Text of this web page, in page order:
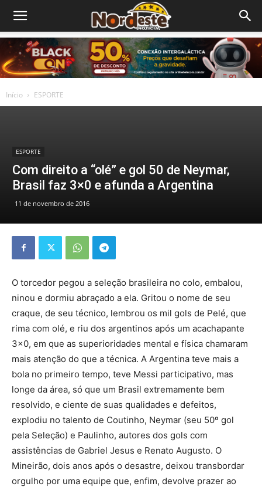
Início ESPORTE
ESPORTE
Com direito a “olé” e gol 50 de Neymar,
Brasil faz 3×0 e afunda a Argentina
11 de novembro de 2016
O torcedor pegou a seleção brasileira no colo, embalou,
ninou e dormiu abraçado a ela. Gritou o nome de seu
craque, de seu técnico, lembrou os mil gols de Pelé, que
rima com olé, e riu dos argentinos após um acachapante
3×0, em que as superioridades mental e física chamaram
mais atenção do que a técnica. A Argentina teve mais a
bola no primeiro tempo, teve Messi participativo, mas
longe da área, só que um Brasil extremamente bem
resolvido, e ciente de suas qualidades e defeitos,
explodiu no talento de Coutinho, Neymar (seu 50º gol
pela Seleção) e Paulinho, autores dos gols com
assistências de Gabriel Jesus e Renato Augusto. O
Mineirão, dois anos após o desastre, deixou transbordar
orgulho por uma equipe que, enfim, devolve prazer ao